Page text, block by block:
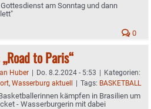
am Sonntag und dann
0
to Paris“
Huber | Do. 8.2.2024 - 5:53 | Kategorien:
, Wasserburg aktuell | Tags: BASKETBALL
kämpfen in Brasilien um
- Wasserburgerin mit dabei